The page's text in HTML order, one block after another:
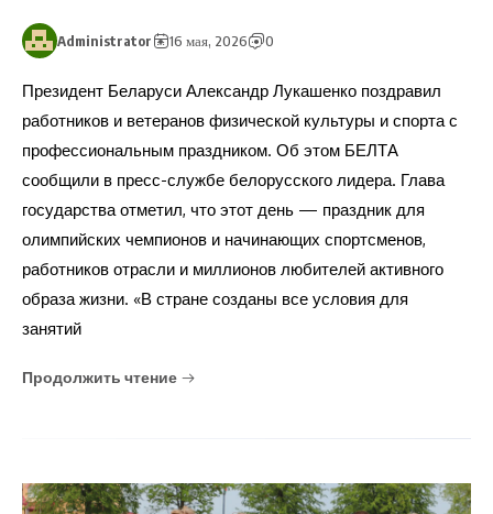
Administrator 16 мая, 2026 0
Президент Беларуси Александр Лукашенко поздравил
работников и ветеранов физической культуры и спорта с
профессиональным праздником. Об этом БЕЛТА
сообщили в пресс-службе белорусского лидера. Глава
государства отметил, что этот день — праздник для
олимпийских чемпионов и начинающих спортсменов,
работников отрасли и миллионов любителей активного
образа жизни. «В стране созданы все условия для
занятий
Продолжить чтение